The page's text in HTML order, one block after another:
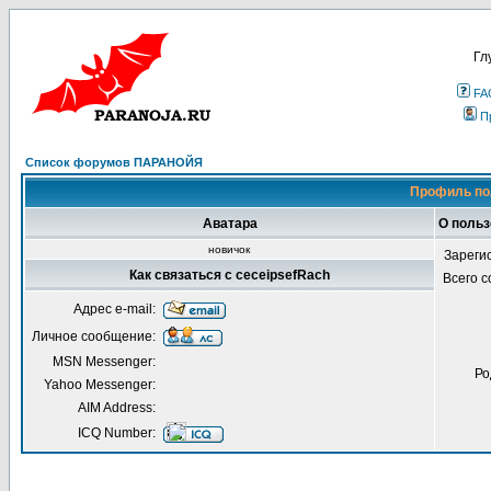
Список форумов ПАРАНОЙЯ
Профиль
Аватара О
новичок
Всего
Как связаться с ceceipsefRach
Адрес e-mail:
Личное сообщение:
MSN Messenger:
Yahoo Messenger:
AIM Address:
ICQ Number: